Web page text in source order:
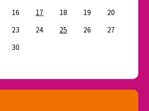
16 17 18 19
20
23 24 25 26
27
30